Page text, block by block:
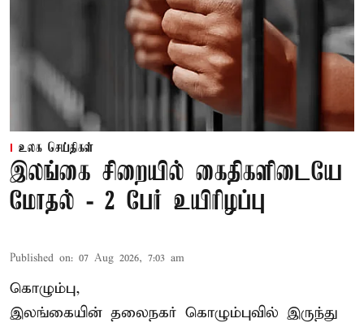
உலக செய்திகள்
இலங்கை சிறையில் கைதிகளிடையே
மோதல் - 2 பேர் உயிரிழப்பு
Published on: 07 Aug 2026, 7:03 am
கொழும்பு,
இலங்கையின் தலைநகர் கொழும்புவில் இருந்து